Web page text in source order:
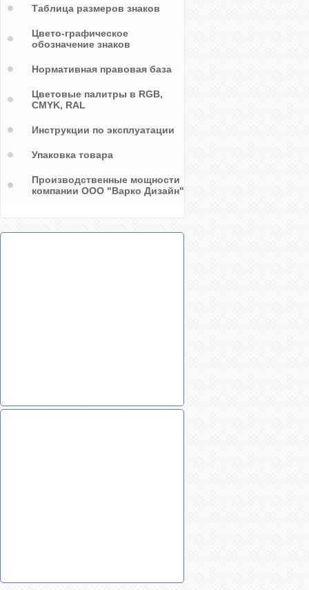
Таблица размеров знаков
Цвето-графическое
обозначение знаков
Нормативная правовая база
Цветовые палитры в RGB,
CMYK, RAL
Инструкции по эксплуатации
Упаковка товара
Производственные мощности
компании ООО "Варко Дизайн"